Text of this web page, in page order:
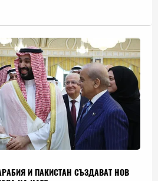
И ПАКИСТАН СЪЗДАВАТ НОВ